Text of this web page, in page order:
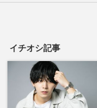
イチオシ記事